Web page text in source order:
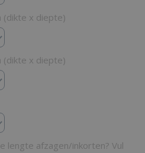
(dikte x diepte)
(dikte x diepte)
lengte afzagen/inkorten? Vul